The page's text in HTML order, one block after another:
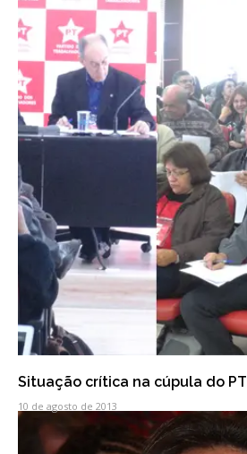
Situação crítica na cúpula do PT
10 de agosto de 2013